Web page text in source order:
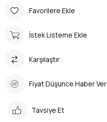
Favorilere Ekle
İstek Listeme Ekle
Karşılaştır
Fiyat Düşünce Haber Ver
Tavsiye Et